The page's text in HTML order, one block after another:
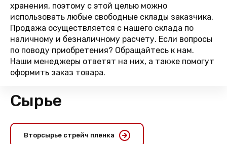
хранения, поэтому с этой целью можно
использовать любые свободные склады заказчика.
Продажа осуществляется с нашего склада по
наличному и безналичному расчету. Если вопросы
по поводу приобретения? Обращайтесь к нам.
Наши менеджеры ответят на них, а также помогут
оформить заказ товара.
Сырье
Вторсырье стрейч пленка